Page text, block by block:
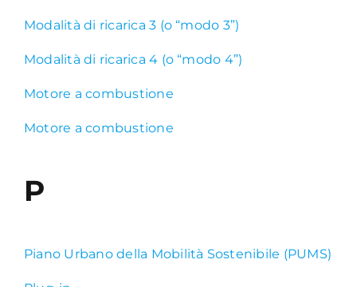
Modalità di ricarica 3 (o “modo 3”)
Modalità di ricarica 4 (o “modo 4”)
Motore a combustione
Motore a combustione
P
Piano Urbano della Mobilità Sostenibile (PUMS)